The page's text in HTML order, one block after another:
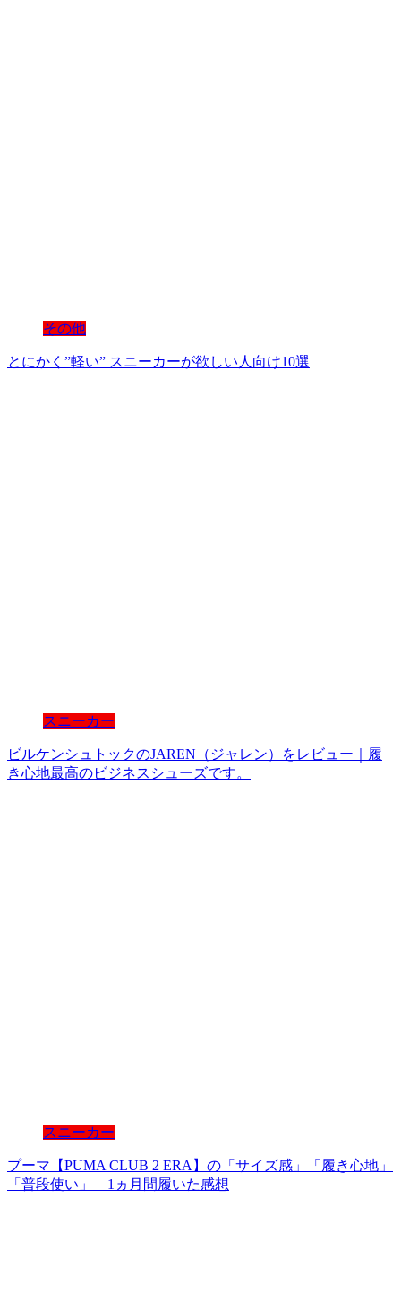
その他
とにかく”軽い” スニーカーが欲しい人向け10選
スニーカー
ビルケンシュトックのJAREN（ジャレン）をレビュー｜履
き心地最高のビジネスシューズです。
スニーカー
プーマ【PUMA CLUB 2 ERA】の「サイズ感」「履き心地」
「普段使い」 1ヵ月間履いた感想